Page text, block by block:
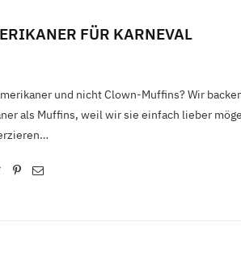
FÜR KARNEVAL
und nicht Clown-Muffins? Wir
als Muffins, weil wir sie einfach lieber